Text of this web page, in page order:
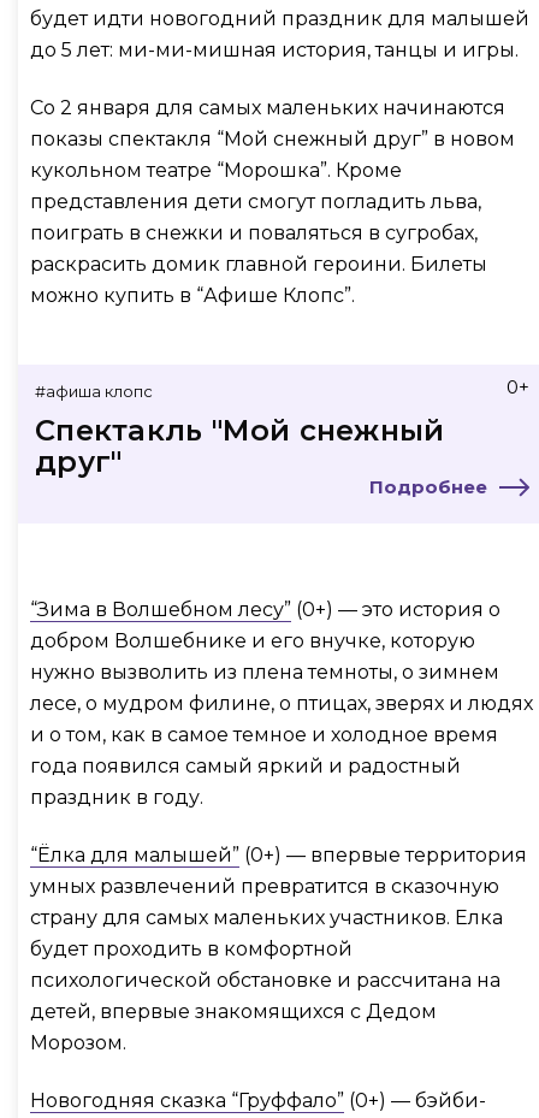
будет идти новогодний праздник для малышей
до 5 лет: ми-ми-мишная история, танцы и игры.
Со 2 января для самых маленьких начинаются
показы спектакля “Мой снежный друг” в новом
кукольном театре “Морошка”. Кроме
представления дети смогут погладить льва,
поиграть в снежки и поваляться в сугробах,
раскрасить домик главной героини. Билеты
можно купить в “Афише Клопс”.
0+
#афиша клопс
Подробнее
Спектакль "Мой снежный
друг"
“Зима в Волшебном лесу” (0+) — это история о
добром Волшебнике и его внучке, которую
нужно вызволить из плена темноты, о зимнем
лесе, о мудром филине, о птицах, зверях и людях
и о том, как в самое темное и холодное время
года появился самый яркий и радостный
праздник в году.
“Ёлка для малышей” (0+) — впервые территория
умных развлечений превратится в сказочную
страну для самых маленьких участников. Елка
будет проходить в комфортной
психологической обстановке и рассчитана на
детей, впервые знакомящихся с Дедом
Морозом.
Новогодняя сказка “Груффало” (0+) — бэйби-